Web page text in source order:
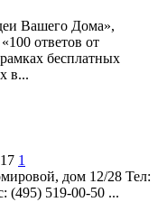
Вашего Дома»,
ответов от
бесплатных
в...
1
дом 12/28 Teл:
(495) 519-00-50 ...